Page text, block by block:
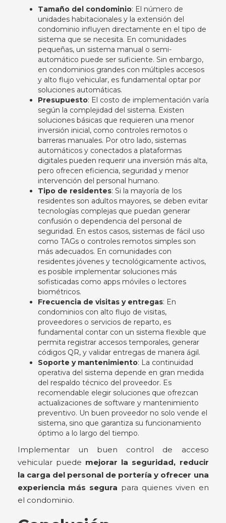
Tamaño del condominio: El número de
unidades habitacionales y la extensión del
condominio influyen directamente en el tipo de
sistema que se necesita. En comunidades
pequeñas, un sistema manual o semi-
automático puede ser suficiente. Sin embargo,
en condominios grandes con múltiples accesos
y alto flujo vehicular, es fundamental optar por
soluciones automáticas.
Presupuesto: El costo de implementación varía
según la complejidad del sistema. Existen
soluciones básicas que requieren una menor
inversión inicial, como controles remotos o
barreras manuales. Por otro lado, sistemas
automáticos y conectados a plataformas
digitales pueden requerir una inversión más alta,
pero ofrecen eficiencia, seguridad y menor
intervención del personal humano.
Tipo de residentes: Si la mayoría de los
residentes son adultos mayores, se deben evitar
tecnologías complejas que puedan generar
confusión o dependencia del personal de
seguridad. En estos casos, sistemas de fácil uso
como TAGs o controles remotos simples son
más adecuados. En comunidades con
residentes jóvenes y tecnológicamente activos,
es posible implementar soluciones más
sofisticadas como apps móviles o lectores
biométricos.
Frecuencia de visitas y entregas: En
condominios con alto flujo de visitas,
proveedores o servicios de reparto, es
fundamental contar con un sistema flexible que
permita registrar accesos temporales, generar
códigos QR, y validar entregas de manera ágil.
Soporte y mantenimiento: La continuidad
operativa del sistema depende en gran medida
del respaldo técnico del proveedor. Es
recomendable elegir soluciones que ofrezcan
actualizaciones de software y mantenimiento
preventivo. Un buen proveedor no solo vende el
sistema, sino que garantiza su funcionamiento
óptimo a lo largo del tiempo.
Implementar un buen control de acceso
vehicular puede mejorar la seguridad, reducir
la carga del personal de portería y ofrecer una
experiencia más segura para quienes viven en
el condominio.